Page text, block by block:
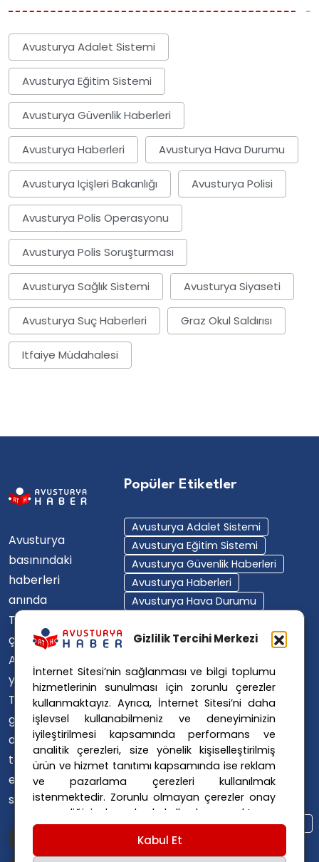
Gizlilik Tercihi Merkezi
İnternet Sitesi’nin sağlanması ve bilgi toplumu
hizmetlerinin sunulması için zorunlu çerezler
kullanmaktayız. Ayrıca, İnternet Sitesi’ni daha
işlevsel kullanabilmeniz ve deneyiminizin
iyileştirilmesi kapsamında performans ve
analitik çerezleri, size yönelik kişiselleştirilmiş
ürün ve hizmet tanıtımı kapsamında ise reklam
ve pazarlama çerezleri kullanılmak
istenmektedir. Zorunlu olmayan çerezler onay
vermediğiniz durumlarda kullanılmayacaktır.
Ayarlarınız 365 gün saklanır.
veGizlilik Politikasıiçin linklere tıklayınız.
Kabul Et
Avusturya Adalet Sistemi
Avusturya Eğitim Sistemi
Avusturya Güvenlik Haberleri
Avusturya Haberleri Avusturya Hava Durumu
Avusturya Içişleri Bakanlığı Avusturya Polisi
Avusturya Polis Operasyonu
Avusturya Polis Soruşturması
Avusturya Sağlık Sistemi Avusturya Siyaseti
Avusturya Suç Haberleri Graz Okul Saldırısı
Itfaiye Müdahalesi
Avusturya
basınındaki
haberleri
anında
Türkçe'ye
çevirerek,
Avusturya'da
yaşayan
Türklerin ülke
gündemini
ana dillerinde
takip
etmelerini
sağlıyoruz.
Popüler Etiketler
Avusturya Adalet Sistemi
Avusturya Eğitim Sistemi
Avusturya Güvenlik Haberleri
Avusturya Haberleri
Avusturya Hava Durumu
Avusturya Polisi
Avusturya Polis Soruşturması
Avusturya Sağlık Sistemi
Avusturya Siyaseti
Avusturya Suç Haberleri
Avusturya Trafik Haberleri
Donald Trump
FPÖ
Graz Okul Saldırısı
Internet Dolandırıcılığı
Itfaiye Müdahalesi
Viyana Polisi
Viyana Suç Haberleri